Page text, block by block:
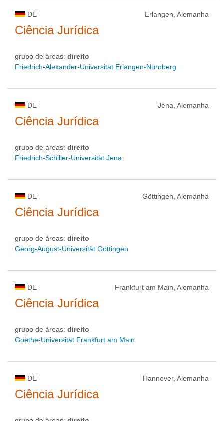
DE Erlangen, Alemanha
Ciência Jurídica
grupo de áreas: direito
Friedrich-Alexander-Universität Erlangen-Nürnberg
DE Jena, Alemanha
Ciência Jurídica
grupo de áreas: direito
Friedrich-Schiller-Universität Jena
DE Göttingen, Alemanha
Ciência Jurídica
grupo de áreas: direito
Georg-August-Universität Göttingen
DE Frankfurt am Main, Alemanha
Ciência Jurídica
grupo de áreas: direito
Goethe-Universität Frankfurt am Main
DE Hannover, Alemanha
Ciência Jurídica